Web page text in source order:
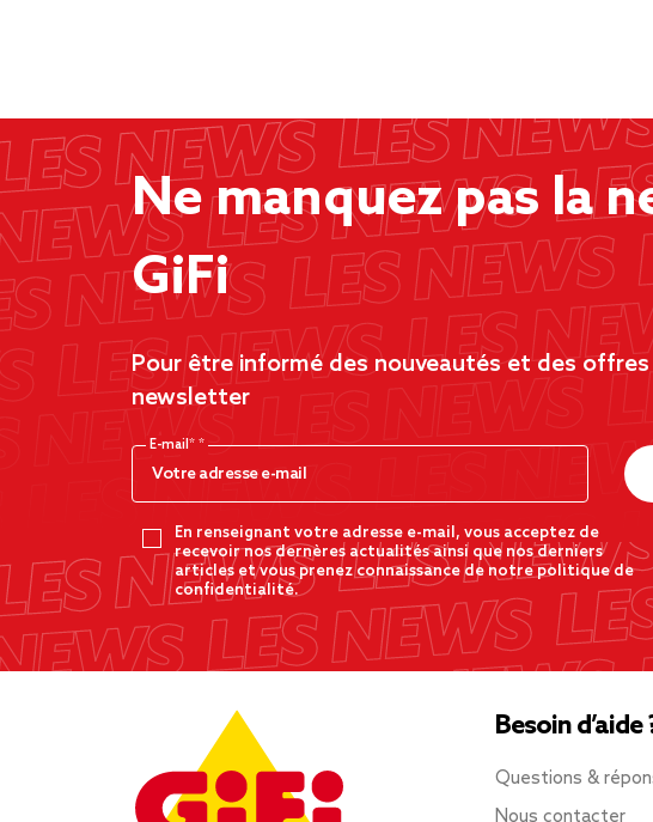
Ne manquez pas la
GiFi
Pour être informé des nouveautés et des offres
newsletter
E-mail*
En renseignant votre adresse e-mail, vous acceptez de
recevoir nos dernères actualités ainsi que nos derniers
articles et vous prenez connaissance de notre politique de
confidentialité.
Besoin d’aide
Questions &
Nous contacter